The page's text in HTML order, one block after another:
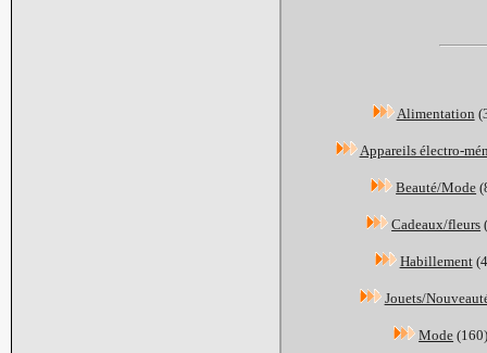
Alimentation
Appareils électro-
Beauté/Mode
Cadeaux/fleurs
Habillement
Jouets/
Mode